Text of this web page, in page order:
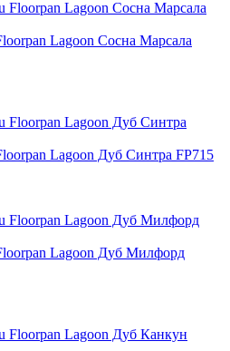
Lagoon Сосна Марсала
Lagoon Дуб Синтра FP715
Lagoon Дуб Милфорд